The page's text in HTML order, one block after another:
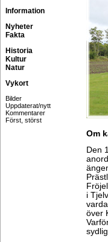
Information
Nyheter
Fakta
Historia
Kultur
Natur
Vykort
Bilder
Uppdaterat/nytt
Kommentarer
Först, störst
Om
Den
i
över